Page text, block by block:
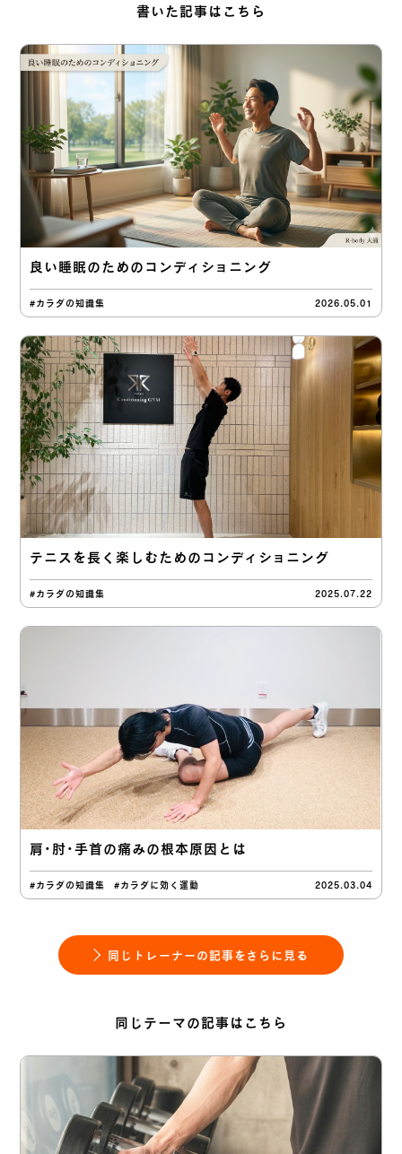
書いた記事はこちら
良い睡眠のためのコンディショニング
#カラダの知識集 2026.05.01
テニスを長く楽しむためのコンディショニング
#カラダの知識集 2025.07.22
肩・肘・手首の痛みの根本原因とは
#カラダの知識集 #カラダに効く運動 2025.03.04
同じトレーナーの記事をさらに見る
同じテーマの記事はこちら